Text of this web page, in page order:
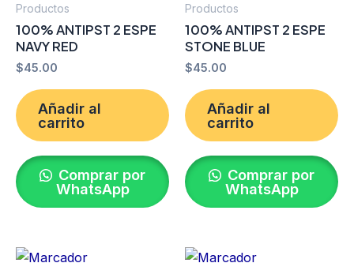
Productos
100% ANTIPST 2 ESPE
NAVY RED
$45.00
Añadir al
carrito
Comprar por
WhatsApp
Productos
100% ANTIPST 2 ESPE
STONE BLUE
$45.00
Añadir al
carrito
Comprar por
WhatsApp